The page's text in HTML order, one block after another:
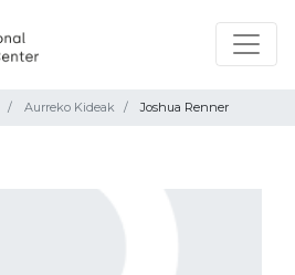
Aurreko Kideak Joshua Renner